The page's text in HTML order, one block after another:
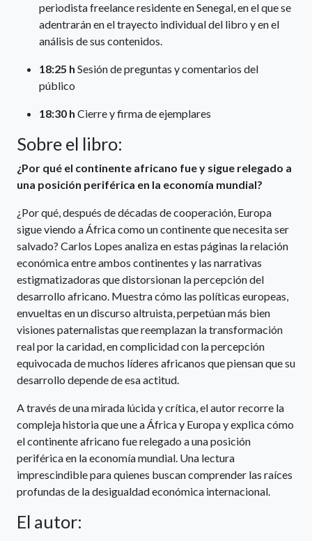
periodista freelance residente en Senegal, en el que se
adentrarán en el trayecto individual del libro y en el
análisis de sus contenidos.
18:25 h Sesión de preguntas y comentarios del
público
18:30 h Cierre y firma de ejemplares
Sobre el libro:
¿Por qué el continente africano fue y sigue relegado a
una posición periférica en la economía mundial?
¿Por qué, después de décadas de cooperación, Europa
sigue viendo a África como un continente que necesita ser
salvado? Carlos Lopes analiza en estas páginas la relación
económica entre ambos continentes y las narrativas
estigmatizadoras que distorsionan la percepción del
desarrollo africano. Muestra cómo las políticas europeas,
envueltas en un discurso altruista, perpetúan más bien
visiones paternalistas que reemplazan la transformación
real por la caridad, en complicidad con la percepción
equivocada de muchos líderes africanos que piensan que su
desarrollo depende de esa actitud.
A través de una mirada lúcida y crítica, el autor recorre la
compleja historia que une a África y Europa y explica cómo
el continente africano fue relegado a una posición
periférica en la economía mundial. Una lectura
imprescindible para quienes buscan comprender las raíces
profundas de la desigualdad económica internacional.
El autor: